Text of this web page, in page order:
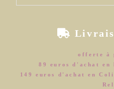

offerte à
89 euros d'achat
149 euros d'achat en